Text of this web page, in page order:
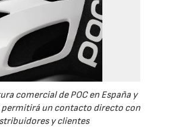
comercial de POC en España y
un contacto directo con
y clientes